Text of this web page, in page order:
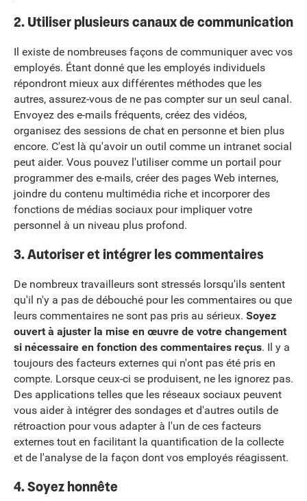
2. Utiliser plusieurs canaux de communication
Il existe de nombreuses façons de communiquer avec vos
employés. Étant donné que les employés individuels
répondront mieux aux différentes méthodes que les
autres, assurez-vous de ne pas compter sur un seul canal.
Envoyez des e-mails fréquents, créez des vidéos,
organisez des sessions de chat en personne et bien plus
encore. C'est là qu'avoir un outil comme un intranet social
peut aider. Vous pouvez l'utiliser comme un portail pour
programmer des e-mails, créer des pages Web internes,
joindre du contenu multimédia riche et incorporer des
fonctions de médias sociaux pour impliquer votre
personnel à un niveau plus profond.
3. Autoriser et intégrer les commentaires
De nombreux travailleurs sont stressés lorsqu'ils sentent
qu'il n'y a pas de débouché pour les commentaires ou que
leurs commentaires ne sont pas pris au sérieux. Soyez
ouvert à ajuster la mise en œuvre de votre changement
si nécessaire en fonction des commentaires reçus. Il y a
toujours des facteurs externes qui n'ont pas été pris en
compte. Lorsque ceux-ci se produisent, ne les ignorez pas.
Des applications telles que les réseaux sociaux peuvent
vous aider à intégrer des sondages et d'autres outils de
rétroaction pour vous adapter à l'un de ces facteurs
externes tout en facilitant la quantification de la collecte
et de l'analyse de la façon dont vos employés réagissent.
4. Soyez honnête